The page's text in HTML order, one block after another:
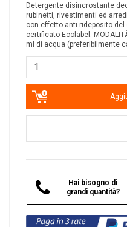
Detergente disincrostante
rubinetti, rivestimenti ed
con effetto anti-rideposito del
certificato Ecolabel.
ml di acqua (preferibilmente
Hai bisogno di
grandi quantità?